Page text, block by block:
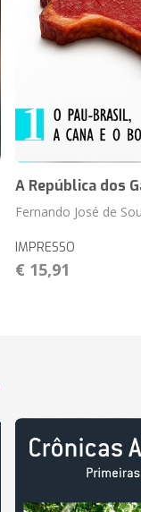
A República dos
Fernando José de
IMPRESSO
€ 15,91